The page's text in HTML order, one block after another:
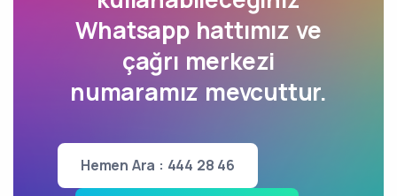
Whatsapp hattımız ve
çağrı merkezi
numaramız mevcuttur.
Hemen Ara : 444 28 46